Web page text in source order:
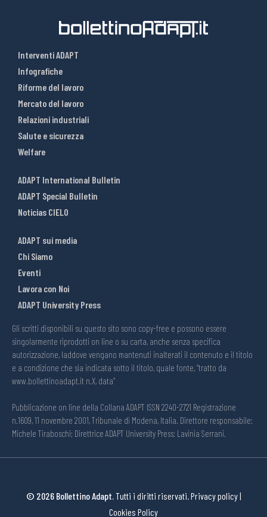
Interventi ADAPT
Infografiche
Riforme del lavoro
Mercato del lavoro
Relazioni industriali
Salute e sicurezza
Welfare
ADAPT International Bulletin
ADAPT Special Bulletin
Noticias CIELO
ADAPT sui media
Chi Siamo
Eventi
Lavora con Noi
ADAPT University Press
Gli scritti disponibili su questo sito sono copy-free e possono essere
singolarmente riprodotti on line o su carta, anche senza specifica
autorizzazione, laddove vengano mantenuti inalterati il contenuto e il titolo
e a condizione che sia indicata sotto il titolo, quale fonte, “tratto da
www.bollettinoadapt.it n.X, data“
Pubblicazione on line della Collana ADAPT ISSN 2240-2721 Registrazione
n.1609, 11 novembre 2001, Tribunale di Modena, Italia. Direttore responsabile:
Michele Tiraboschi; Direttrice ADAPT University Press: Lavinia Serrani.
© 2026 Bollettino Adapt.Tutti i diritti riservati.Privacy policy|
Cookies Policy